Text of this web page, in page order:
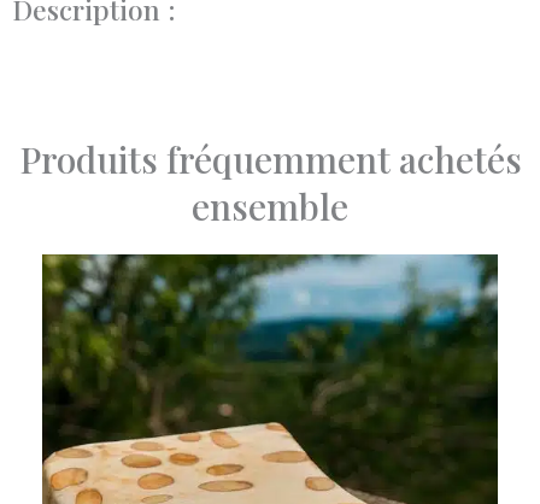
Description :
Produits fréquemment achetés
ensemble